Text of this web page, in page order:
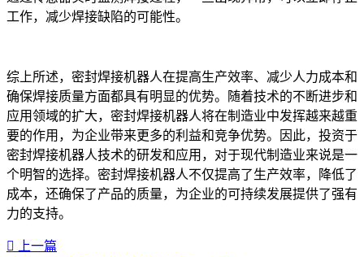
工作，减少焊接缺陷的可能性。
综上所述，密封焊接机器人在提高生产效率、减少人力成本和
确保焊接质量方面都具有明显的优势。随着技术的不断进步和
应用领域的扩大，密封焊接机器人将在制造业中发挥越来越重
要的作用，为企业带来更多的利益和竞争优势。因此，投资于
密封焊接机器人技术的研发和应用，对于现代制造业来说是一
个明智的选择。密封焊接机器人不仅提高了生产效率，降低了
成本，还确保了产品的质量，为企业的可持续发展提供了强有
力的支持。‍
上一篇